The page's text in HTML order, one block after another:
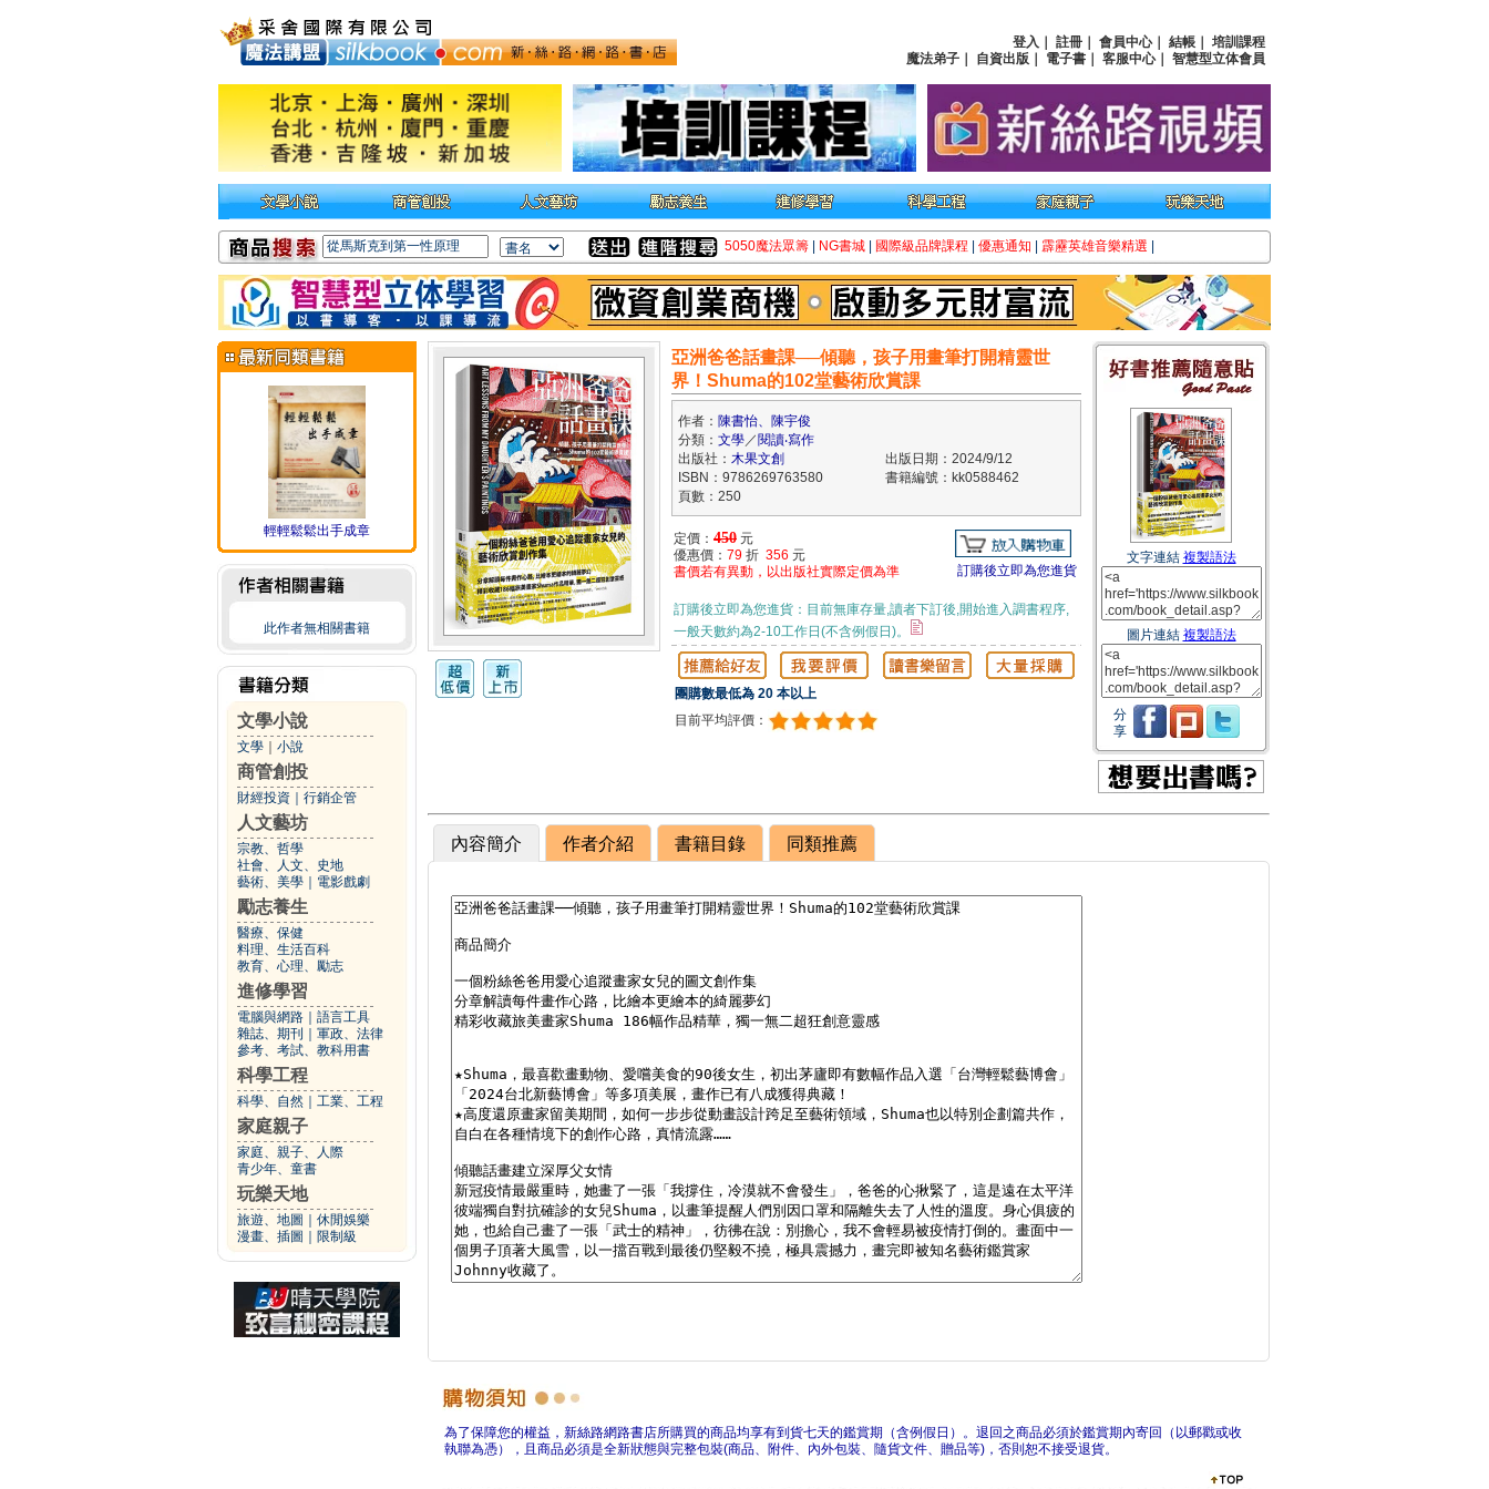
登入 註冊 會員中心｜ 結帳
培訓課程
魔法弟子
自資出版 電子書 客服中心｜ 智慧型立体會員
5050魔法眾籌 NG書城 國際級品牌課程 優惠通知 霹靂英雄音樂精選
輕輕鬆鬆出手成章
此作者無相關書籍
文學小說
文學 小說
商管創投
財經投資 行銷企管
人文藝坊
宗教、哲學
社會、人文、史地
藝術、美學
電影戲劇
勵志養生
醫療、保健
料理、生活百科
教育、心理、勵志
進修學習
電腦與網路
語言工具
雜誌、期刊
軍政、法律
參考、考試、教科用書
科學工程
科學、自然 工業、工程
家庭親子
家庭、親子、人際
青少年、童書
玩樂天地
旅遊、地圖
休閒娛樂
漫畫、插圖
限制級
亞洲爸爸話畫課──傾聽，孩子用畫筆打開精靈世
界！Shuma的102堂藝術欣賞課
作者： 陳書怡、陳宇俊
分類： 文學／ 閱讀‧寫作
出版社： 木果文創
出版日期：2024/9/12
ISBN：9786269763580
書籍編號：kk0588462
頁數：250
定價： 450 元
優惠價： 79 折 356 元
書價若有異動，以出版社實際定價為準
訂購後立即為您進貨
訂購後立即為您進貨：目前無庫存量,讀者下訂後,開始進入調書程序,
一般天數約為2-10工作日(不含例假日)。
團購數最低為 20 本以上
目前平均評價：
文字連結 複製語法
圖片連結 複製語法
分
享
內容簡介 作者介紹 書籍目錄 同類推薦
為了保障您的權益，新絲路網路書店所購買的商品均享有到貨七天的鑑賞期（含例假日）。退回之商品必須於鑑賞期內寄回（以郵戳或收
執聯為憑），且商品必須是全新狀態與完整包裝(商品、附件、內外包裝、隨貨文件、贈品等)，否則恕不接受退貨。